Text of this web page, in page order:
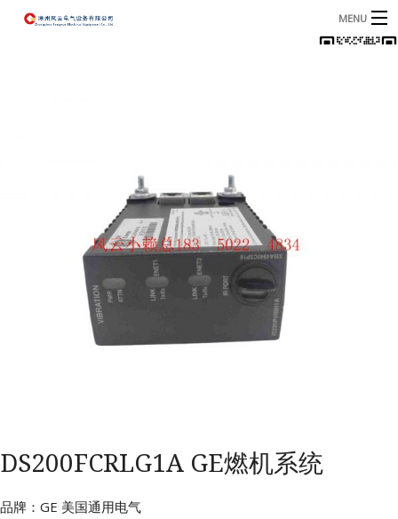
MENU
DS200FCRLG1A GE燃机系统
品牌：GE 美国通用电气